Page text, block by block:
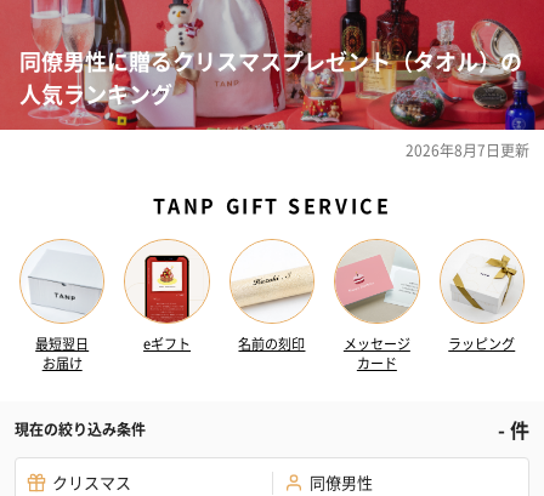
同僚男性に贈るクリスマスプレゼント（タオル）の
人気ランキング
2026年8月7日更新
TANP GIFT SERVICE
最短翌日
お届け
eギフト 名前の刻印
メッセージ
カード
ラッピング
現在の絞り込み条件 -件
クリスマス 同僚男性